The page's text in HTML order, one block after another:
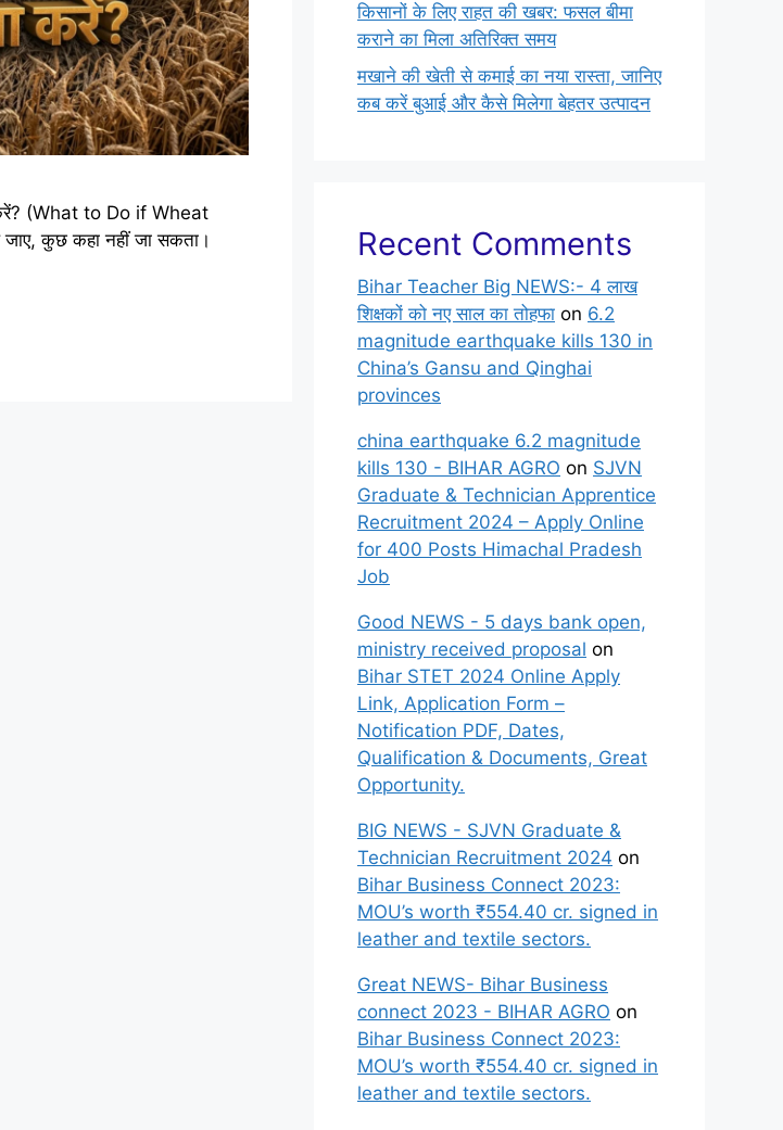
करें? (What to Do if Wheat
कुछ कहा नहीं जा सकता।
किसानों के लिए राहत की खबर: फसल बीमा
कराने का मिला अतिरिक्त समय
मखाने की खेती से कमाई का नया रास्ता, जानिए
कब करें बुआई और कैसे मिलेगा बेहतर उत्पादन
Recent Comments
Bihar Teacher Big NEWS:- 4 लाख
शिक्षकों को नए साल का तोहफा on 6.2
magnitude earthquake kills 130 in
China’s Gansu and Qinghai
provinces
china earthquake 6.2 magnitude
kills 130 - BIHAR AGRO on SJVN
Graduate & Technician Apprentice
Recruitment 2024 – Apply Online
for 400 Posts Himachal Pradesh
Job
Good NEWS - 5 days bank open,
ministry received proposal on
Bihar STET 2024 Online Apply
Link, Application Form –
Notification PDF, Dates,
Qualification & Documents, Great
Opportunity.
BIG NEWS - SJVN Graduate &
Technician Recruitment 2024 on
Bihar Business Connect 2023:
MOU’s worth ₹554.40 cr. signed in
leather and textile sectors.
Great NEWS- Bihar Business
connect 2023 - BIHAR AGRO on
Bihar Business Connect 2023:
MOU’s worth ₹554.40 cr. signed in
leather and textile sectors.